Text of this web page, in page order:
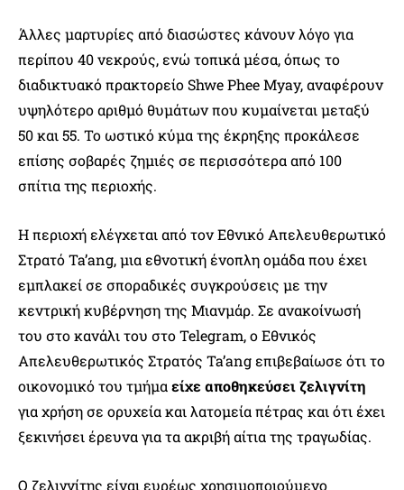
Άλλες μαρτυρίες από διασώστες κάνουν λόγο για
περίπου 40 νεκρούς, ενώ τοπικά μέσα, όπως το
διαδικτυακό πρακτορείο Shwe Phee Myay, αναφέρουν
υψηλότερο αριθμό θυμάτων που κυμαίνεται μεταξύ
50 και 55. Το ωστικό κύμα της έκρηξης προκάλεσε
επίσης σοβαρές ζημιές σε περισσότερα από 100
σπίτια της περιοχής.
Η περιοχή ελέγχεται από τον Εθνικό Απελευθερωτικό
Στρατό Ta’ang, μια εθνοτική ένοπλη ομάδα που έχει
εμπλακεί σε σποραδικές συγκρούσεις με την
κεντρική κυβέρνηση της Μιανμάρ. Σε ανακοίνωσή
του στο κανάλι του στο Telegram, ο Εθνικός
Απελευθερωτικός Στρατός Ta’ang επιβεβαίωσε ότι το
οικονομικό του τμήμαείχε αποθηκεύσει ζελιγνίτη
για χρήση σε ορυχεία και λατομεία πέτρας και ότι έχει
ξεκινήσει έρευνα για τα ακριβή αίτια της τραγωδίας.
Ο ζελιγνίτης είναι ευρέως χρησιμοποιούμενο